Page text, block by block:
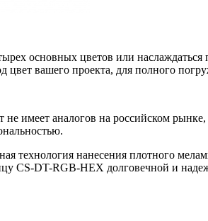
основных цветов или
вашего проекта, для полного
имеет аналогов на российском
технология нанесения плотного
CS-DT-RGB-HEX долговечной и